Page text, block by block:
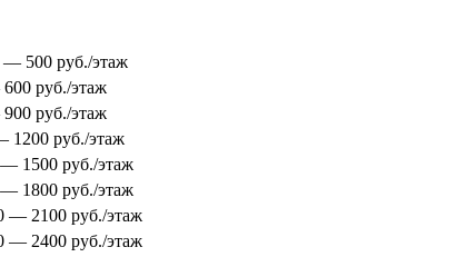
— 500 руб./этаж
руб./этаж
руб./этаж
1200 руб./этаж
1500 руб./этаж
1800 руб./этаж
— 2100 руб./этаж
— 2400 руб./этаж